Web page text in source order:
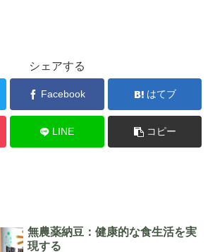
シェアする
Facebook はてブ
LINE コピー
無農薬納豆：健康的な食生活を実
現する